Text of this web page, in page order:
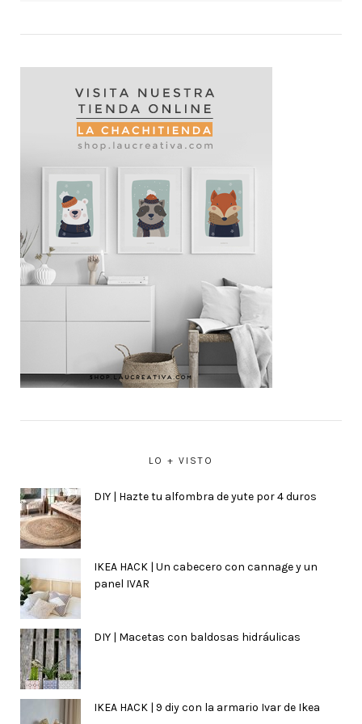
LO + VISTO
DIY | Hazte tu alfombra de yute por 4 duros
IKEA HACK | Un cabecero con cannage y un
panel IVAR
DIY | Macetas con baldosas hidráulicas
IKEA HACK | 9 diy con la armario Ivar de Ikea